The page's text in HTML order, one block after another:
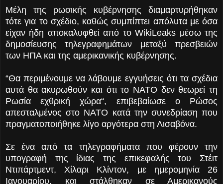
Μέλη της ρωσικής κυβέρνησης διαμαρτυρήθηκαν
τότε για το σχέδιο, καθώς συμπίπτει απόλυτα με όσα
είχαν ήδη αποκαλυφθεί από το WikiLeaks μέσω της
δημοσίευσης τηλεγραφημάτων μεταξύ πρεσβειών
των ΗΠΑ και της αμερικανικής κυβέρνησης.
“Θα περιμένουμε να λάβουμε εγγυήσεις ότι τα σχέδια
αυτά θα ακυρωθούν και ότι το ΝΑΤΟ δεν θεωρεί τη
Ρωσία εχθρική χώρα“, επιβεβαίωσε ο Ρώσος
απεσταλμένος στο ΝΑΤΟ κατά την συνεδρίαση που
πραγματοποιήθηκε λίγο αργότερα στη Λισαβόνα.
Σε ένα από τα τηλεγραφήματα που φέρουν την
υπογραφή της ίδιας της επικεφαλής του Στέιτ
Ντιπάρτμεντ, Χίλαρι Κλίντον, με ημερομηνία 26
Ιανουαρίου, και στάλθηκαν σε Αμερικανούς